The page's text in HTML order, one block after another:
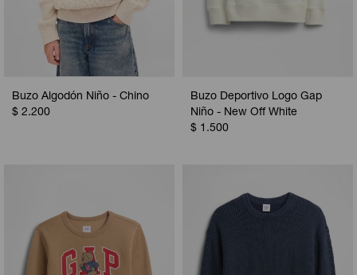
Buzo Algodón Niño - Chino
$ 2.200
Buzo Deportivo Logo Gap
Niño - New Off White
$ 1.500